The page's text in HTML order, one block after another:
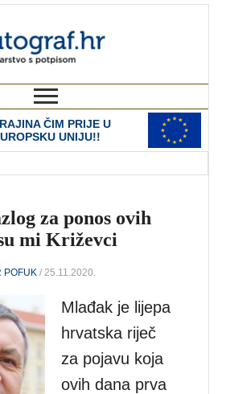
ČIM PRIJE U
UNIJU!!
za ponos ovih
mi Križevci
POFUK / 25.11.2020.
Mlađak je lijepa
hrvatska riječ
za pojavu koja
ovih dana prva